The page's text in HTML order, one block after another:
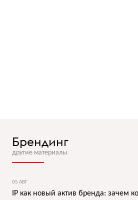
Брендинг
другие материалы
05 АВГ
IP как новый актив бренда: зачем